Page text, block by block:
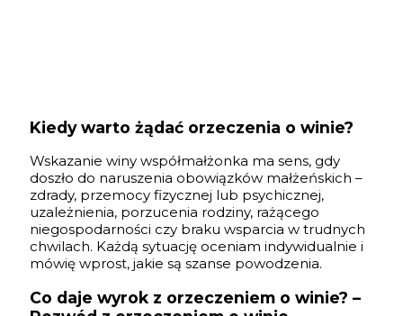
Kiedy warto żądać orzeczenia o winie?
Wskazanie winy współmałżonka ma sens, gdy
doszło do naruszenia obowiązków małżeńskich –
zdrady, przemocy fizycznej lub psychicznej,
uzależnienia, porzucenia rodziny, rażącego
niegospodarności czy braku wsparcia w trudnych
chwilach. Każdą sytuację oceniam indywidualnie i
mówię wprost, jakie są szanse powodzenia.
Co daje wyrok z orzeczeniem o winie? –